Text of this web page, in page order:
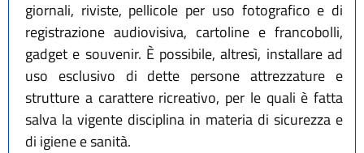
giornali, riviste, pellicole per uso fotografico e di
registrazione audiovisiva, cartoline e francobolli,
gadget e souvenir. È possibile, altresì, installare ad
uso esclusivo di dette persone attrezzature e
strutture a carattere ricreativo, per le quali è fatta
salva la vigente disciplina in materia di sicurezza e
di igiene e sanità.